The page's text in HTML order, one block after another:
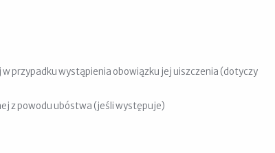
przypadku wystąpienia obowiązku jej uiszczenia (dotyczy
z powodu ubóstwa (jeśli występuje)